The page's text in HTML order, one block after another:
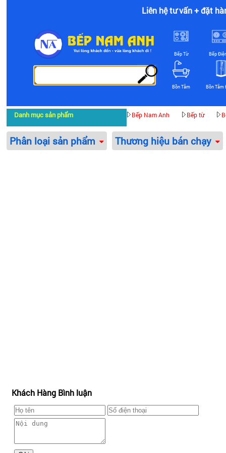
Liên hệ tư vấn + đặt
Bếp Từ Bếp
Bồn Tắm Bồn Tắm
Danh mục sản phẩm Bếp Nam Anh Bếp từ
Phân loại sản phẩm Thương hiệu bán chạy
Khách Hàng Bình luận